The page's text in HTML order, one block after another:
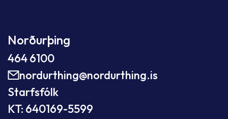
Norðurþing
464 6100
nordurthing@nordurthing.is
Starfsfólk
KT: 640169-5599